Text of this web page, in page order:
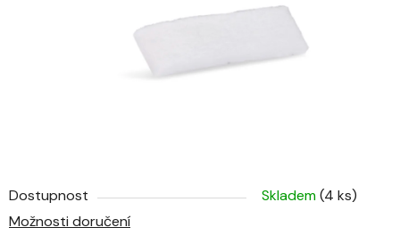
Dostupnost Skladem(4 ks)
Možnosti doručení